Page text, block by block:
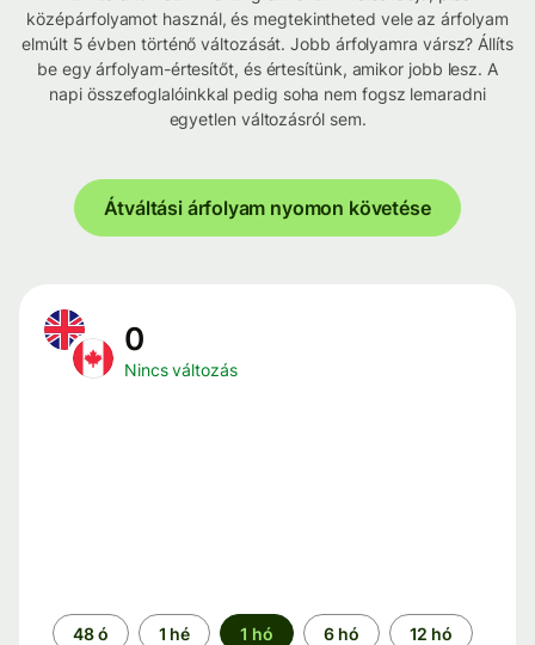
középárfolyamot használ, és megtekintheted vele az árfolyam
elmúlt 5 évben történő változását. Jobb árfolyamra vársz? Állíts
be egy árfolyam-értesítőt, és értesítünk, amikor jobb lesz. A
napi összefoglalóinkkal pedig soha nem fogsz lemaradni
egyetlen változásról sem.
Átváltási árfolyam nyomon követése
0
Nincs változás
Időszak
48 ó 1 hé 1 hó 6 hó 12 hó